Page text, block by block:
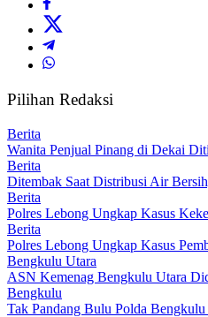
Pilihan Redaksi
Berita
Wanita Penjual Pinang di Dekai
Berita
Ditembak Saat Distribusi Air
Berita
Polres Lebong Ungkap Kasus
Berita
Polres Lebong Ungkap Kasus
Bengkulu Utara
ASN Kemenag Bengkulu Utara
Bengkulu
Tak Pandang Bulu Polda